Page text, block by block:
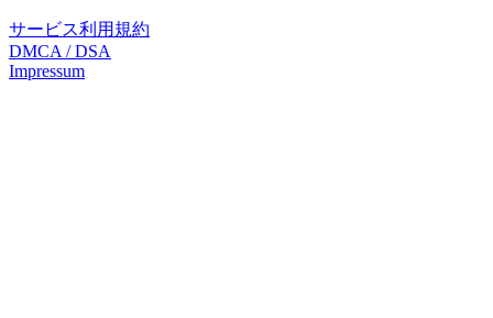
サービス利用規約
DMCA / DSA
Impressum